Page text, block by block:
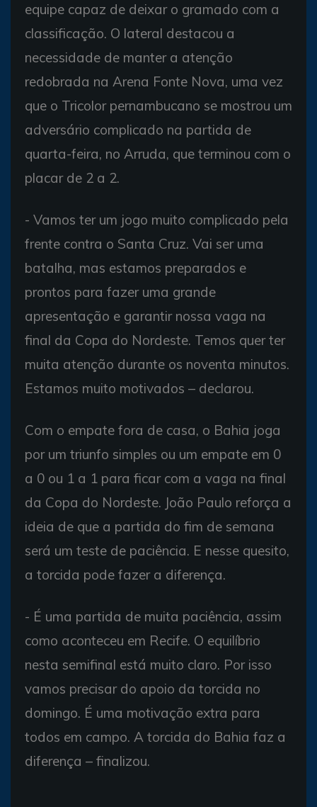
equipe capaz de deixar o gramado com a
classificação. O lateral destacou a
necessidade de manter a atenção
redobrada na Arena Fonte Nova, uma vez
que o Tricolor pernambucano se mostrou um
adversário complicado na partida de
quarta-feira, no Arruda, que terminou com o
placar de 2 a 2.
- Vamos ter um jogo muito complicado pela
frente contra o Santa Cruz. Vai ser uma
batalha, mas estamos preparados e
prontos para fazer uma grande
apresentação e garantir nossa vaga na
final da Copa do Nordeste. Temos quer ter
muita atenção durante os noventa minutos.
Estamos muito motivados – declarou.
Com o empate fora de casa, o Bahia joga
por um triunfo simples ou um empate em 0
a 0 ou 1 a 1 para ficar com a vaga na final
da Copa do Nordeste. João Paulo reforça a
ideia de que a partida do fim de semana
será um teste de paciência. E nesse quesito,
a torcida pode fazer a diferença.
- É uma partida de muita paciência, assim
como aconteceu em Recife. O equilíbrio
nesta semifinal está muito claro. Por isso
vamos precisar do apoio da torcida no
domingo. É uma motivação extra para
todos em campo. A torcida do Bahia faz a
diferença – finalizou.